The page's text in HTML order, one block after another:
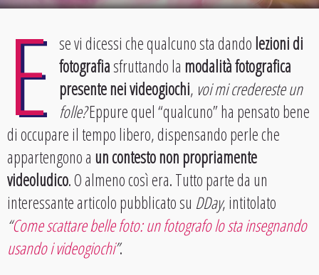
E se vi dicessi che qualcuno sta dandolezioni di
fotografiasfruttando la modalità fotografica
presente nei videogiochi, voi mi credereste un
folle?Eppure quel “qualcuno” ha pensato bene
di occupare il tempo libero, dispensando perle che
appartengono a un contesto non propriamente
videoludico. O almeno così era. Tutto parte da un
interessante articolo pubblicato su DDay, intitolato
“Come scattare belle foto: un fotografo lo sta insegnando
usando i videogiochi”.